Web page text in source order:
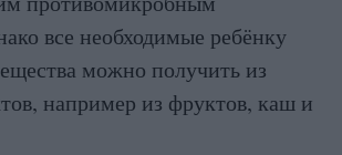
все необходимые ребёнку
можно получить из
например из фруктов, каш и